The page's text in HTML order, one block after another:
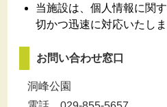
当施設は、個人情報に関
切かつ迅速に対応いたしま
お問い合わせ窓口
洞峰公園